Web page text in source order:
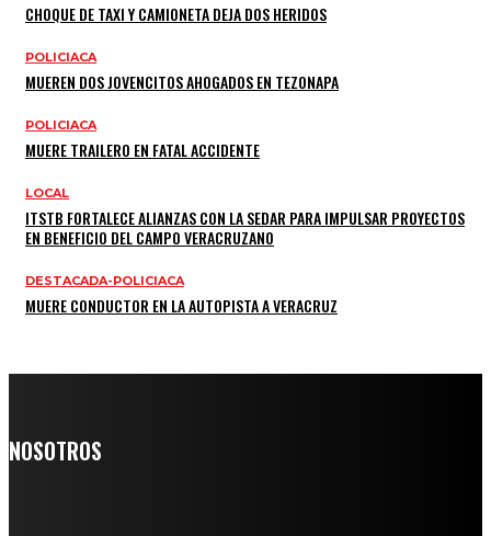
CHOQUE DE TAXI Y CAMIONETA DEJA DOS HERIDOS
POLICIACA
MUEREN DOS JOVENCITOS AHOGADOS EN TEZONAPA
POLICIACA
MUERE TRAILERO EN FATAL ACCIDENTE
LOCAL
ITSTB FORTALECE ALIANZAS CON LA SEDAR PARA IMPULSAR PROYECTOS
EN BENEFICIO DEL CAMPO VERACRUZANO
DESTACADA-POLICIACA
MUERE CONDUCTOR EN LA AUTOPISTA A VERACRUZ
NOSOTROS